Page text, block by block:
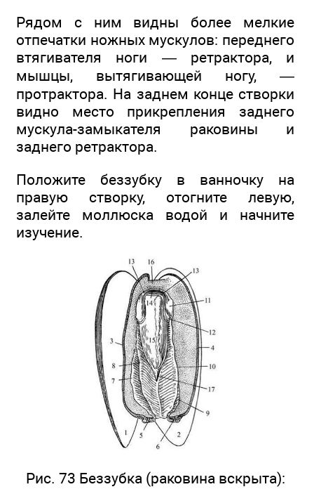
Рядом с ним видны более мелкие
отпечатки ножных мускулов: переднего
втягивателя ноги — ретрактора, и
мышцы, вытягивающей ногу, —
протрактора. На заднем конце створки
видно место прикрепления заднего
мускула-замыкателя раковины и
заднего ретрактора.
Положите беззубку в ванночку на
правую створку, отогните левую,
залейте моллюска водой и начните
изучение.
Рис. 73 Беззубка (раковина вскрыта):